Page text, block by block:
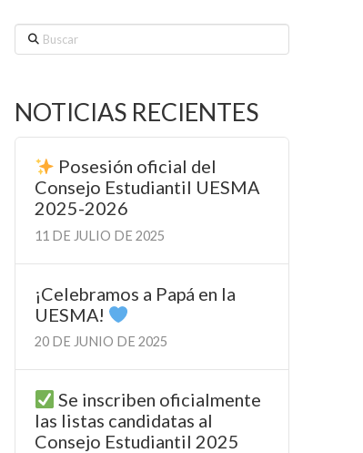
Buscar
NOTICIAS RECIENTES
Posesión oficial del
Consejo Estudiantil UESMA
2025-2026
11 DE JULIO DE 2025
¡Celebramos a Papá en la
UESMA!
20 DE JUNIO DE 2025
Se inscriben oficialmente
las listas candidatas al
Consejo Estudiantil 2025